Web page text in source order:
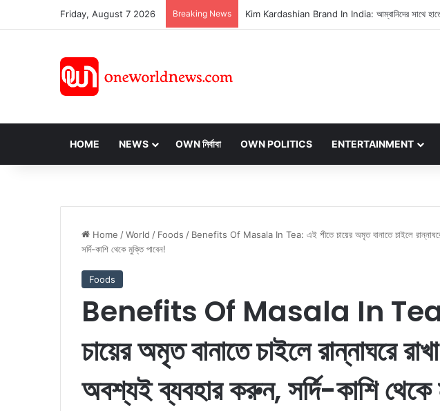
Friday, August 7 2026 Breaking News
HOME NEWS OWN নির্বাবা OWN POLITICS ENTERTAINMENT
Home /World / Foods / Benefits Of Masala In Tea: এই শীতে চায়ের অমৃত বানাতে চাইলে
সর্দি-কাশি থেকে মুক্তি পাবেন!
Foods
Benefits Of Masala In Tea:
চায়ের অমৃত বানাতে চাইলে রান্নাঘরে
অবশ্যই ব্যবহার করুন, সর্দি-কাশি থেকে